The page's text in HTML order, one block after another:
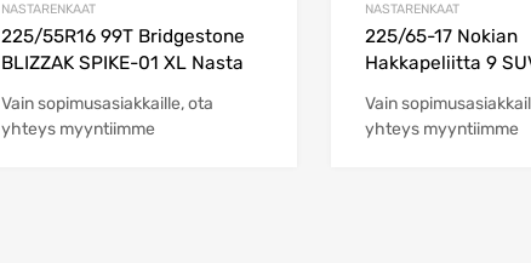
NASTARENKAAT
225/55R16 99T Bridgestone
BLIZZAK SPIKE-01 XL Nasta
Vain sopimusasiakkaille, ota
yhteys myyntiimme
NASTARENKAAT
225/65-17 Nokian
Hakkapeliitta 9
Vain
yhteys myyntiimme